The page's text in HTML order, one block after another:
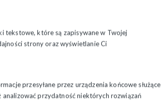
tekstowe, które są zapisywane w Twojej
strony oraz wyświetlanie Ci
przesyłane przez urządzenia końcowe służące
przydatność niektórych rozwiązań